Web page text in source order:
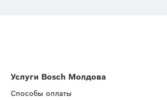
Услуги Bosch Молдова
Способы оплаты